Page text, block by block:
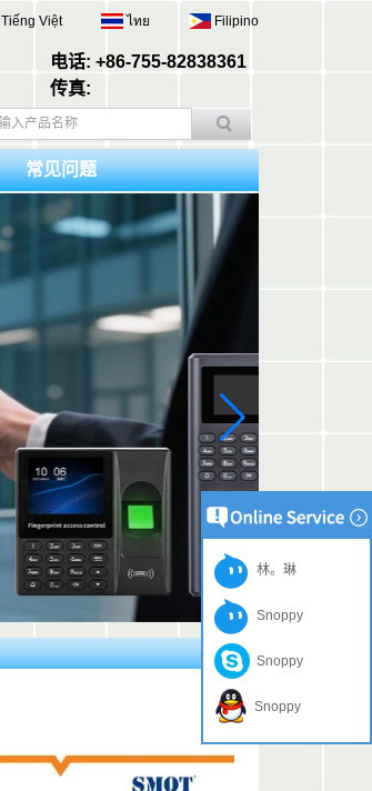
电话: +86-755-82838361
传真:
Tiếng Việt ไทย Filipino
常见问题
林。琳
Snoppy
Snoppy
Snoppy